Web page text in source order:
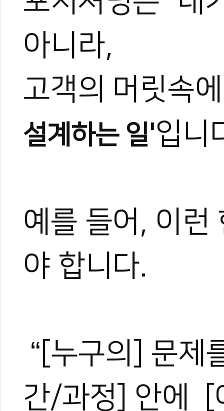
아니라,
고객의 머릿속
설계하는 일'입니
예를 들어, 이런
야 합니다.
“[누구의] 문
간/과정] 안에 [